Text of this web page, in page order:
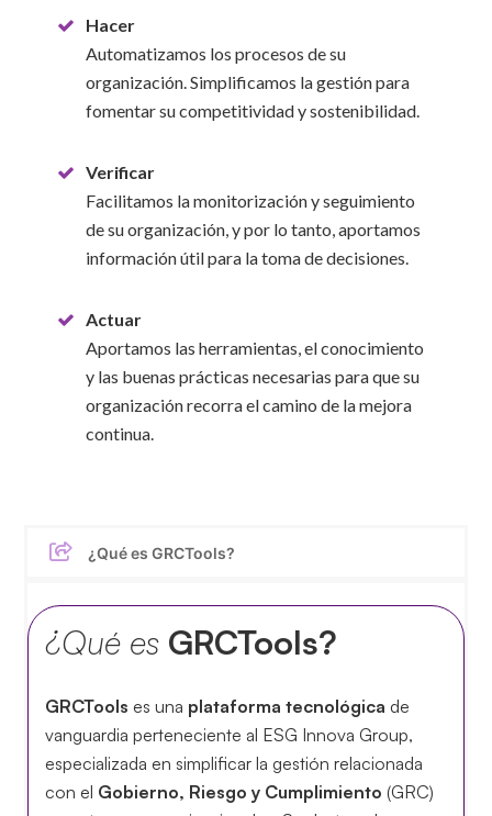
Hacer
Automatizamos los procesos de su
organización. Simplificamos la gestión para
fomentar su competitividad y sostenibilidad.
Verificar
Facilitamos la monitorización y seguimiento
de su organización, y por lo tanto, aportamos
información útil para la toma de decisiones.
Actuar
Aportamos las herramientas, el conocimiento
y las buenas prácticas necesarias para que su
organización recorra el camino de la mejora
continua.
¿Qué es GRCTools?
¿Qué es GRCTools?
GRCTools es una plataforma tecnológica de
vanguardia perteneciente al ESG Innova Group,
especializada en simplificar la gestión relacionada
con el Gobierno, Riesgo y Cumplimiento (GRC)